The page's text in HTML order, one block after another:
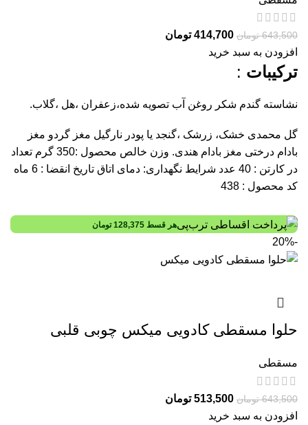
643,500 تومان 414,700 تومان
افزودن به سبد خرید
ترکیبات :
نشاسته گندم شکر روغن آب تصویه شده،زعفران ،هل ،گلاب.
گل محمدی خشک، زرشک ،گنجد یا پودر نارگیل مغز گردو مغز
بادام درختی مغز بادام هندی. وزن خالص محصول :350 گرم تعداد
در کارتن : 40 عدد شرایط نگهداری: دمای اتاق تاریخ انقضا : 6 ماه
کد محصول : 438
هر قسط 128,375 تومان
-20%
حلوا مسقطی کادویی میکس چوبی قلبی
مسقطی
643,500 تومان 513,500 تومان
افزودن به سبد خرید